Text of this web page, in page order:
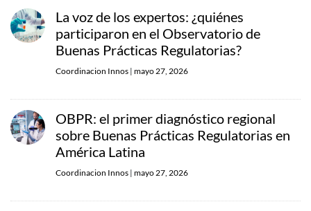
La voz de los expertos: ¿quiénes
participaron en el Observatorio de
Buenas Prácticas Regulatorias?
Coordinacion Innos | mayo 27, 2026
OBPR: el primer diagnóstico regional
sobre Buenas Prácticas Regulatorias en
América Latina
Coordinacion Innos | mayo 27, 2026